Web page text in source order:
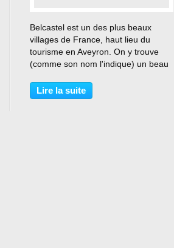
Belcastel est un des plus beaux
villages de France, haut lieu du
tourisme en Aveyron. On y trouve
(comme son nom l'indique) un beau
jolies boîtes aux lettres ! C'est à
Pierre Prévost sculpteur effréné,
Lire la suite